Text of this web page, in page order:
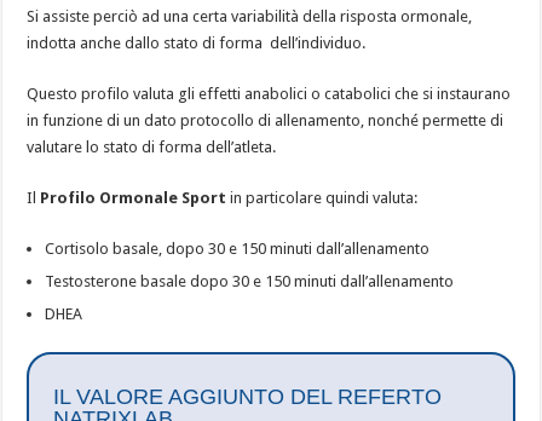
Si assiste perciò ad una certa variabilità della risposta ormonale,
indotta anche dallo stato di forma dell’individuo.
Questo profilo valuta gli effetti anabolici o catabolici che si instaurano
in funzione di un dato protocollo di allenamento, nonché permette di
valutare lo stato di forma dell’atleta.
Il Profilo Ormonale Sportin particolare quindi valuta:
Cortisolo basale, dopo 30 e 150 minuti dall’allenamento
Testosterone basale dopo 30 e 150 minuti dall’allenamento
DHEA
IL VALORE AGGIUNTO DEL REFERTO